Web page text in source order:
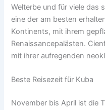
Welterbe und für viele das
eine der am besten
Kontinents, mit ihrem
Renaissancepalästen.
mit ihrer aufregenden
Beste Reisezeit für Kuba
November bis April ist die